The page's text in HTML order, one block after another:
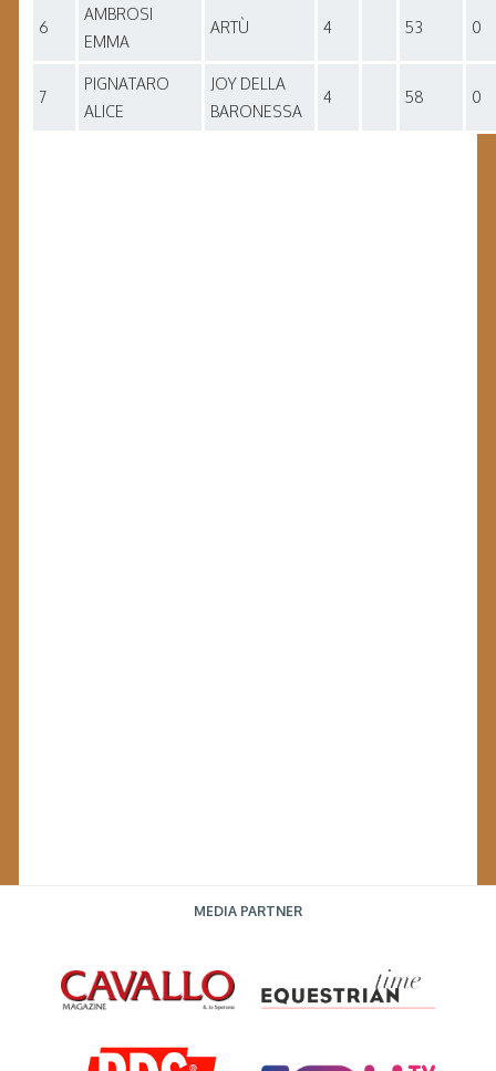
6
AMBROSI
EMMA
ARTÙ 4 53 0
7
PIGNATARO
ALICE
JOY DELLA
BARONESSA
4 58 0
MEDIA PARTNER